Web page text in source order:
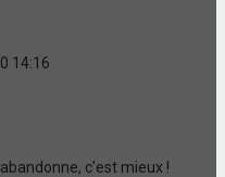
14:16
c'est mieux !